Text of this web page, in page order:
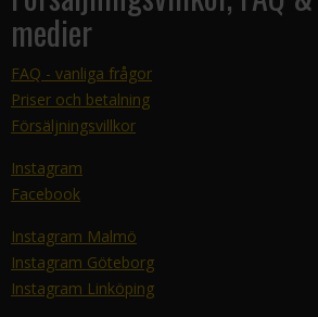
medier
FAQ - vanliga frågor
Priser och betalning
Försäljningsvillkor
Instagram
Facebook
Instagram Malmö
Instagram Göteborg
Instagram Linköping